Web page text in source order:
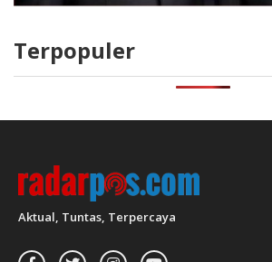
Terpopuler
Aktual, Tuntas, Terpercaya